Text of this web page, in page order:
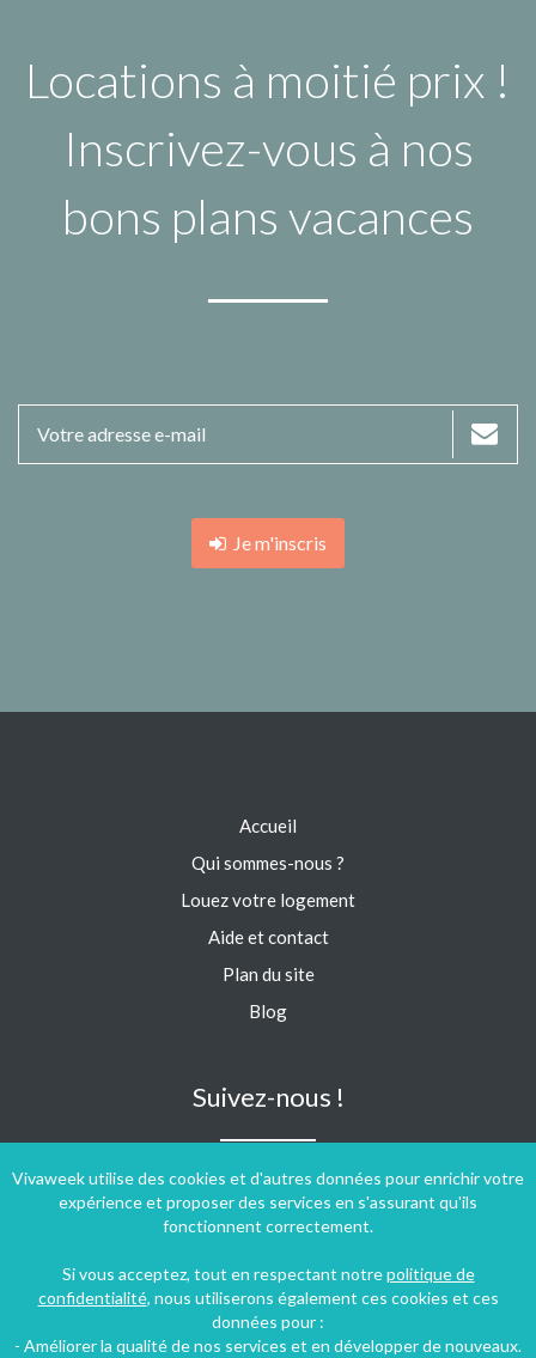
Locations à moitié prix !
Inscrivez-vous à nos
bons plans vacances
Je m'inscris
Vivaweek utilise des cookies et d'autres données pour enrichir votre
expérience et proposer des services en s'assurant qu'ils
fonctionnent correctement.
Si vous acceptez, tout en respectant notrepolitique de
confidentialité, nous utiliserons également ces cookies et ces
données pour :
- Améliorer la qualité de nos services et en développer de nouveaux.
Accueil
Qui sommes-nous ?
Louez votre logement
Aide et contact
Plan du site
Blog
Suivez-nous !